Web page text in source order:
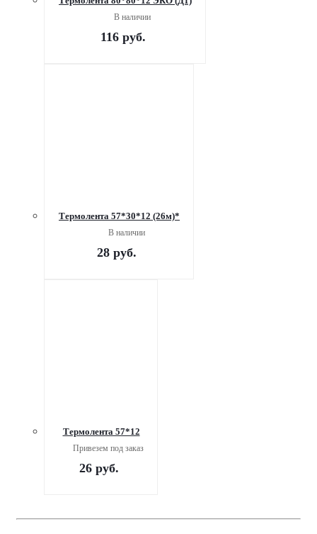
В наличии
116руб.
Термолента 57*30*12 (26м)*
В наличии
28 руб.
Термолента 57*12
Привезем под заказ
26руб.